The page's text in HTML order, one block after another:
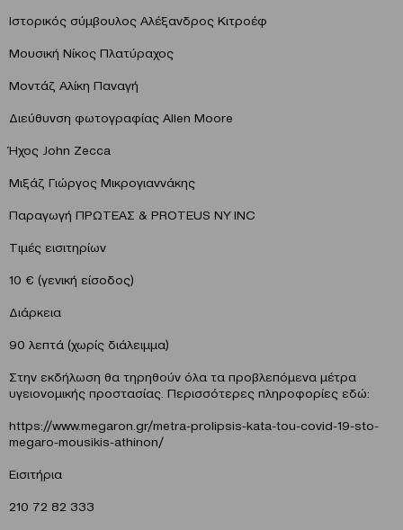
Ιστορικός σύμβουλος Αλέξανδρος Κιτροέφ
Μουσική Νίκος Πλατύραχος
Μοντάζ Αλίκη Παναγή
Διεύθυνση φωτογραφίας Allen Moore
Ήχος John Zecca
Μιξάζ Γιώργος Μικρογιαννάκης
Παραγωγή ΠΡΩΤΕΑΣ & PROTEUS NY INC
Τιμές εισιτηρίων
10 € (γενική είσοδος)
Διάρκεια
90 λεπτά (χωρίς διάλειμμα)
Στην εκδήλωση θα τηρηθούν όλα τα προβλεπόμενα μέτρα
υγειονομικής προστασίας. Περισσότερες πληροφορίες εδώ:
https://www.megaron.gr/metra-prolipsis-kata-tou-covid-19-sto-
megaro-mousikis-athinon/
Eισιτήρια
210 72 82 333